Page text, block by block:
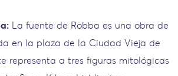
La fuente de Robba es una obra de
en la plaza de la Ciudad Vieja de
representa a tres figuras mitológicas